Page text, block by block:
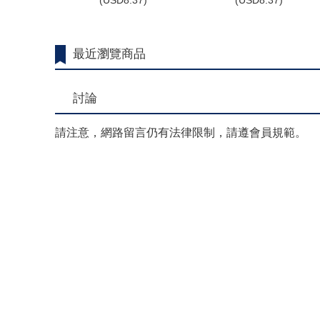
最近瀏覽商品
討論
請注意，網路留言仍有法律限制，請遵會員規範。